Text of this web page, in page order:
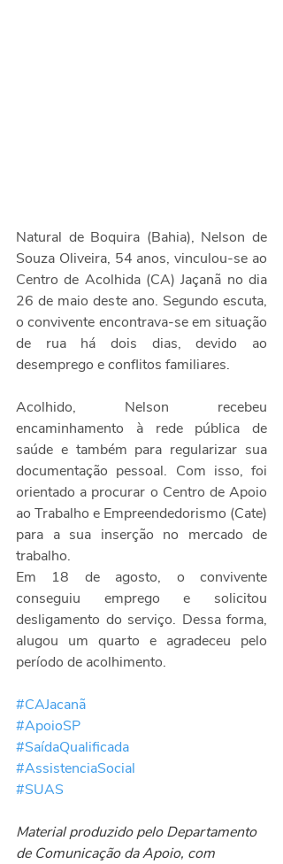
Natural de Boquira (Bahia), Nelson de
Souza Oliveira, 54 anos, vinculou-se ao
Centro de Acolhida (CA) Jaçanã no dia
26 de maio deste ano. Segundo escuta,
o convivente encontrava-se em situação
de rua há dois dias, devido ao
desemprego e conflitos familiares.
Acolhido, Nelson recebeu
encaminhamento à rede pública de
saúde e também para regularizar sua
documentação pessoal. Com isso, foi
orientado a procurar o Centro de Apoio
ao Trabalho e Empreendedorismo (Cate)
para a sua inserção no mercado de
trabalho.
Em 18 de agosto, o convivente
conseguiu emprego e solicitou
desligamento do serviço. Dessa forma,
alugou um quarto e agradeceu pelo
período de acolhimento.
#CAJacanã
#ApoioSP
#SaídaQualificada
#AssistenciaSocial
#SUAS
Material produzido pelo Departamento
de Comunicação da Apoio, com